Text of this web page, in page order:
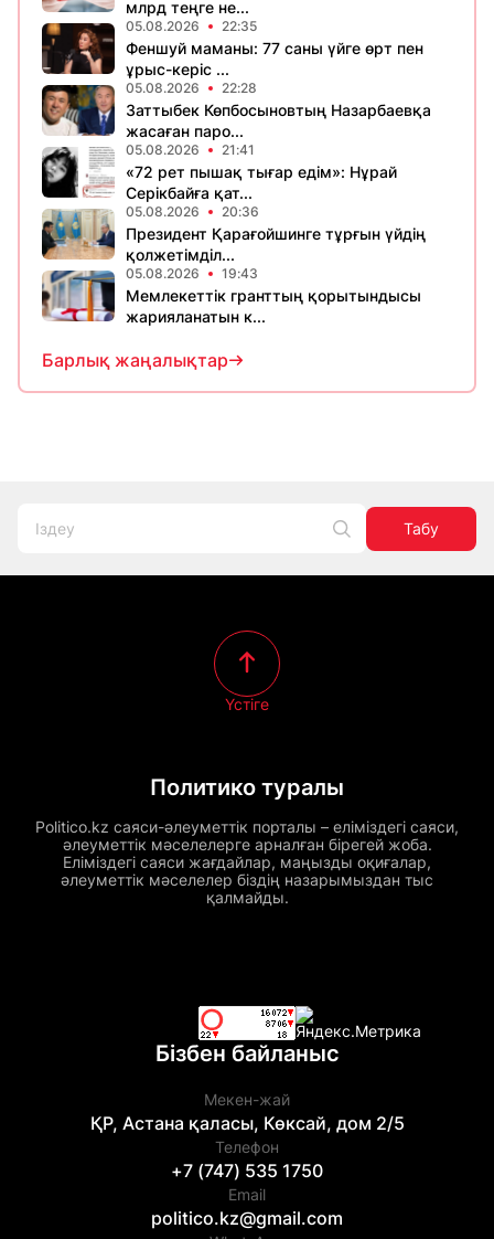
млрд теңге не...
05.08.2026 22:35
Феншуй маманы: 77 саны үйге өрт пен
ұрыс-керіс ...
05.08.2026 22:28
Заттыбек Көпбосыновтың Назарбаевқа
жасаған паро...
05.08.2026 21:41
«72 рет пышақ тығар едім»: Нұрай
Серікбайға қат...
05.08.2026 20:36
Президент Қарағойшинге тұрғын үйдің
қолжетімділ...
05.08.2026 19:43
Мемлекеттік гранттың қорытындысы
жарияланатын к...
Барлық жаңалықтар
Табу
Политико туралы
Politico.kz саяси-әлеуметтік порталы – еліміздегі саяси,
әлеуметтік мәселелерге арналған бірегей жоба.
Еліміздегі саяси жағдайлар, маңызды оқиғалар,
әлеуметтік мәселелер біздің назарымыздан тыс
қалмайды.
Үстіге
Бізбен байланыс
Мекен-жай
ҚР, Астана қаласы, Көксай, дом 2/5
Телефон
+7 (747) 535 1750
Email
politico.kz@gmail.com